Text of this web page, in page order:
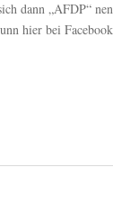
dann „AFDP“
hier bei